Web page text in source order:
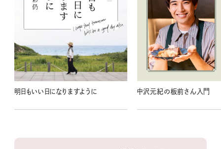
明日もいい日になりますように 中沢元紀の板前さん入門